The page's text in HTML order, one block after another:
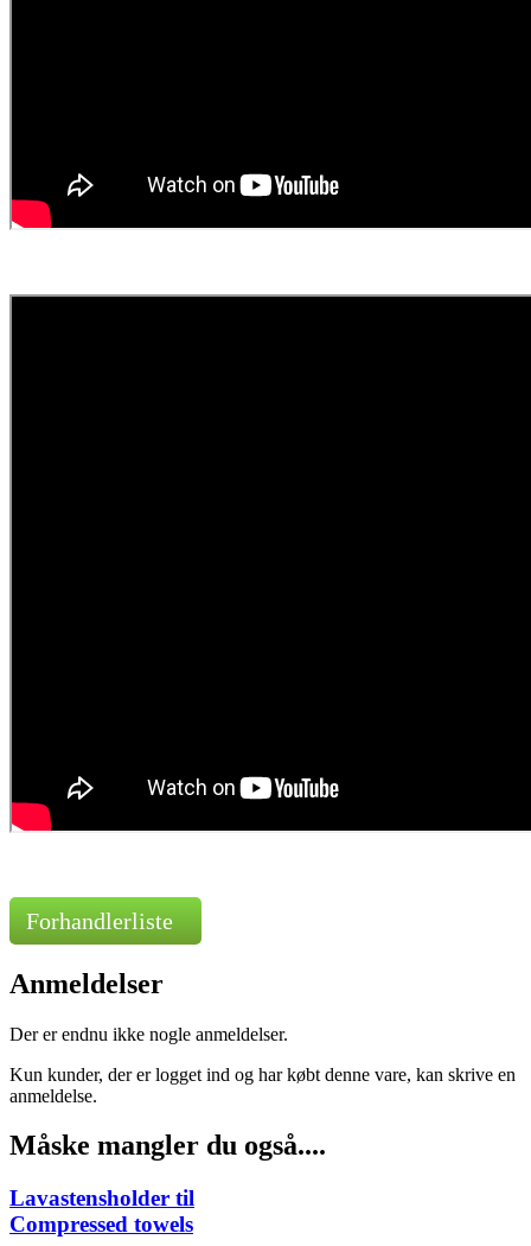
Forhandlerliste
Anmeldelser
Der er endnu ikke nogle anmeldelser.
Kun kunder, der er logget ind og har købt denne vare, kan skrive en
anmeldelse.
Måske mangler du også....
Lavastensholder til
Compressed towels